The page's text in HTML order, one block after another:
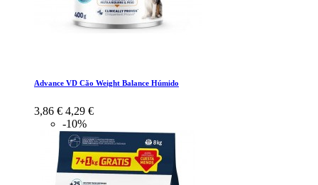
Advance VD Cão Weight Balance Húmido
3,86 € 4,29 €
-10%